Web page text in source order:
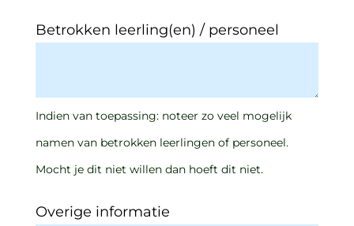
Betrokken leerling(en) / personeel
Indien van toepassing: noteer zo veel mogelijk
namen van betrokken leerlingen of personeel.
Mocht je dit niet willen dan hoeft dit niet.
Overige informatie